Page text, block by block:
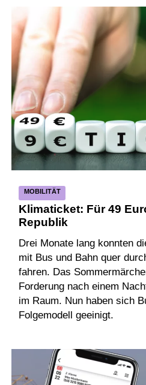
MOBILITÄT
Klimaticket: Für 49
Republik
Drei Monate lang konnten
mit Bus und Bahn quer
fahren. Das
Forderung nach einem
im Raum. Nun haben sich
Folgemodell geeinigt.